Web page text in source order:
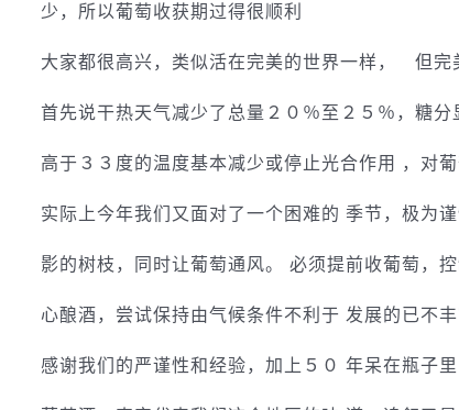
少，所以葡萄收获期过得很顺利
大家都很高兴，类似活在完美的世界一样， 但完
首先说干热天气减少了总量２０％至２５％，糖分
高于３３度的温度基本减少或停止光合作用 ，对
实际上今年我们又面对了一个困难的 季节，极为
影的树枝，同时让葡萄通风。 必须提前收葡萄，
心酿酒，尝试保持由气候条件不利于 发展的已不丰
感谢我们的严谨性和经验，加上５０ 年呆在瓶子